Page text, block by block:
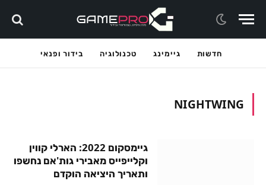
חדשות גיימינג טכנולוגיה בידור ופנאי
NIGHTWING
גיימסקום 2022: הארלי קווין
וקלייפייס מאבירי גות'אם נחשפו
ותאריך היציאה הוקדם